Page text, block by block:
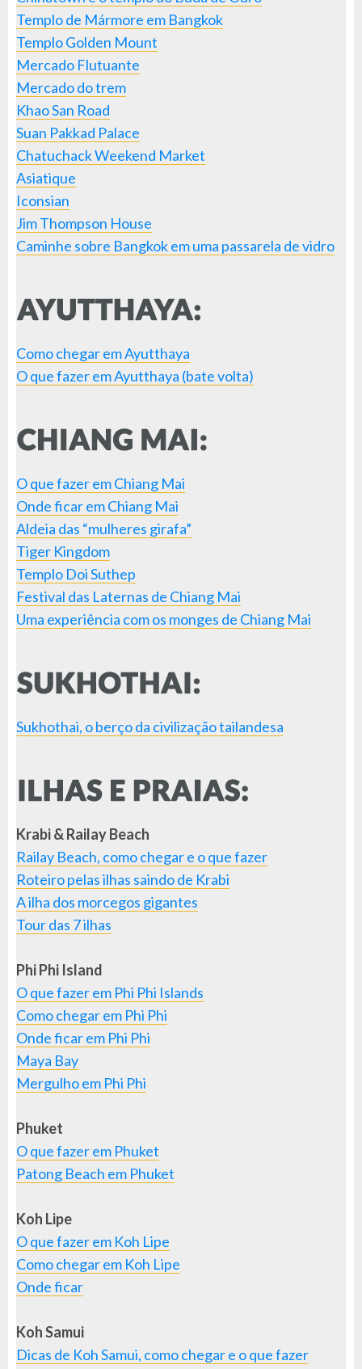
Templo de Mármore em Bangkok
Templo Golden Mount
Mercado Flutuante
Mercado do trem
Khao San Road
Suan Pakkad Palace
Chatuchack Weekend Market
Asiatique
Iconsian
Jim Thompson House
Caminhe sobre Bangkok em uma passarela de vidro
Como chegar em Ayutthaya
O que fazer em Ayutthaya (bate volta)
O que fazer em Chiang Mai
Onde ficar em Chiang Mai
Aldeia das “mulheres girafa”
Tiger Kingdom
Templo Doi Suthep
Festival das Laternas de Chiang Mai
Uma experiência com os monges de Chiang Mai
Sukhothai, o berço da civilização tailandesa
Krabi & Railay Beach
Railay Beach, como chegar e o que fazer
Roteiro pelas ilhas saindo de Krabi
A ilha dos morcegos gigantes
Tour das 7 ilhas
Phi Phi Island
O que fazer em Phi Phi Islands
Como chegar em Phi Phi
Onde ficar em Phi Phi
Maya Bay
Mergulho em Phi Phi
Phuket
O que fazer em Phuket
Patong Beach em Phuket
Koh Lipe
O que fazer em Koh Lipe
Como chegar em Koh Lipe
Onde ficar
Koh Samui
Dicas de Koh Samui, como chegar e o que fazer